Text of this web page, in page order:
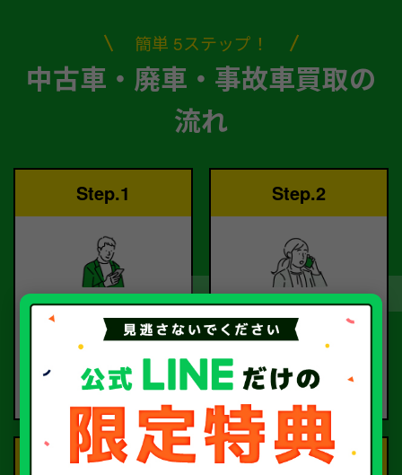
簡単 5ステップ！
中古車・廃車・事故車買取の
流れ
Step.1
ご依頼
お電話または査定フォー
ムより
ご依頼ください。
Step.2
査定
査定のプロが
お電話で回答いたしま
す。
Step.3 Step.4